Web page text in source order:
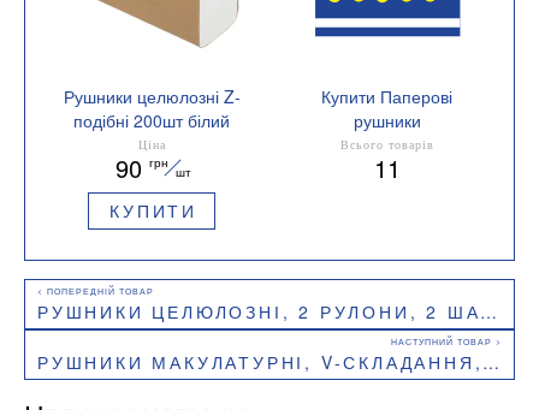
Рушники целюлозні Z-
подібні 200шт білий
BUROCLEAN 10100115
Ціна
90 грн
шт
КУПИТИ
Купити Паперові
рушники
Кількість в упаковці 200
шт
Всього товарів
11
РУШНИКИ ЦЕЛЮЛОЗНІ, 2 РУЛОНИ, 2 ШАРИ, 38 ВІДРИВІВ, BUROCLEAN, 10100400
РУШНИКИ МАКУЛАТУРНІ, V-СКЛАДАННЯ, 1 ШАР, 160 ШТ, 25Х22.5 СМ, BUROCLEAN, 10100101